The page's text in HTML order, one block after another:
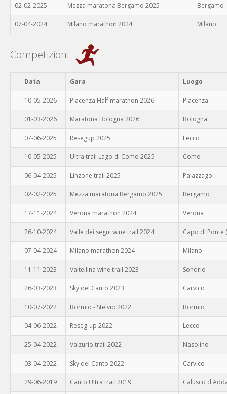
02-02-2025 Mezza maratona Bergamo 2025 Bergamo
07-04-2024 Milano marathon 2024 Milano
Competizioni
Data Gara Luogo
10-05-2026 Piacenza Half marathon 2026 Piacenza
01-03-2026 Maratona Bologna 2026 Bologna
07-06-2025 Resegup 2025 Lecco
10-05-2025 Ultra trail Lago di Como 2025 Como
06-04-2025 Linzone trail 2025 Palazzago
02-02-2025 Mezza maratona Bergamo 2025 Bergamo
17-11-2024 Verona marathon 2024 Verona
26-10-2024 Valle dei segni wine trail 2024 Capo di Ponte
07-04-2024 Milano marathon 2024 Milano
11-11-2023 Valtellina wine trail 2023 Sondrio
26-03-2023 Sky del Canto 2023 Carvico
10-07-2022 Bormio - Stelvio 2022 Bormio
04-06-2022 Reseg-up 2022 Lecco
25-04-2022 Valzurio trail 2022 Nasolino
03-04-2022 Sky del Canto 2022 Carvico
29-06-2019 Canto Ultra trail 2019 Calusco